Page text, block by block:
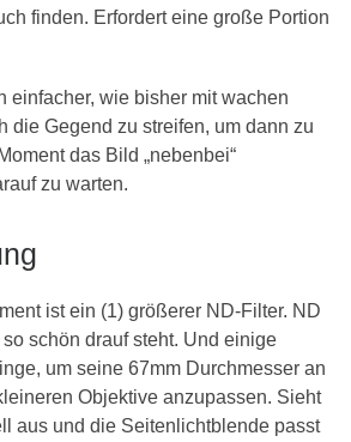
finden. Erfordert eine große Portion
einfacher, wie bisher mit wachen
die Gegend zu streifen, um dann zu
das Bild „nebenbei“
zu warten.
ist ein (1) größerer ND-Filter. ND
schön drauf steht. Und einige
um seine 67mm Durchmesser an
Objektive anzupassen. Sieht
aus und die Seitenlichtblende passt